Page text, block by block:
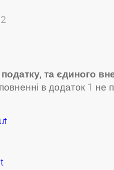
та єдиного
в додаток 1 не